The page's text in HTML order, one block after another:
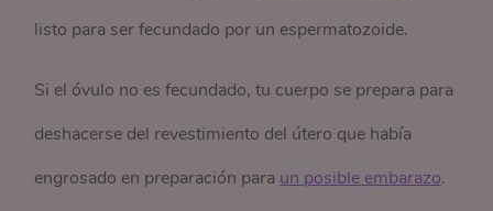
listo para ser fecundado por un espermatozoide.
Si el óvulo no es fecundado, tu cuerpo se prepara para
deshacerse del revestimiento del útero que había
engrosado en preparación para un posible embarazo.